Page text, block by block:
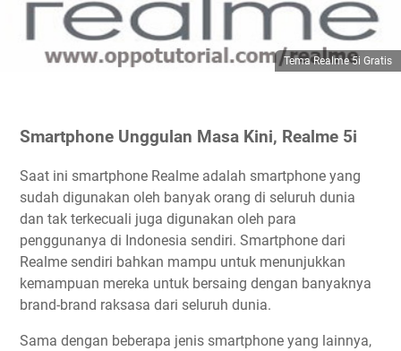
Tema Realme 5i Gratis
Smartphone Unggulan Masa Kini, Realme 5i
Saat ini smartphone Realme adalah smartphone yang
sudah digunakan oleh banyak orang di seluruh dunia
dan tak terkecuali juga digunakan oleh para
penggunanya di Indonesia sendiri. Smartphone dari
Realme sendiri bahkan mampu untuk menunjukkan
kemampuan mereka untuk bersaing dengan banyaknya
brand-brand raksasa dari seluruh dunia.
Sama dengan beberapa jenis smartphone yang lainnya,